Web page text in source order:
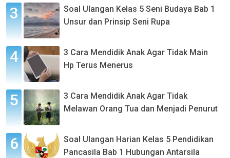
Soal Ulangan Kelas 5 Seni Budaya Bab 1
Unsur dan Prinsip Seni Rupa
3 Cara Mendidik Anak Agar Tidak Main
Hp Terus Menerus
3 Cara Mendidik Anak Agar Tidak
Melawan Orang Tua dan Menjadi Penurut
Soal Ulangan Harian Kelas 5 Pendidikan
Pancasila Bab 1 Hubungan Antarsila